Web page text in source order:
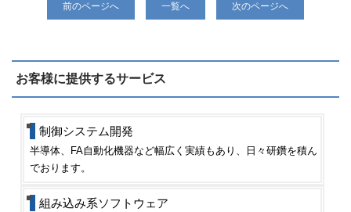
前のページへ 一覧へ 次のページへ
お客様に提供するサービス
制御システム開発
半導体、FA自動化機器など幅広く実績もあり、日々研鑽を積ん
でおります。
組み込み系ソフトウェア